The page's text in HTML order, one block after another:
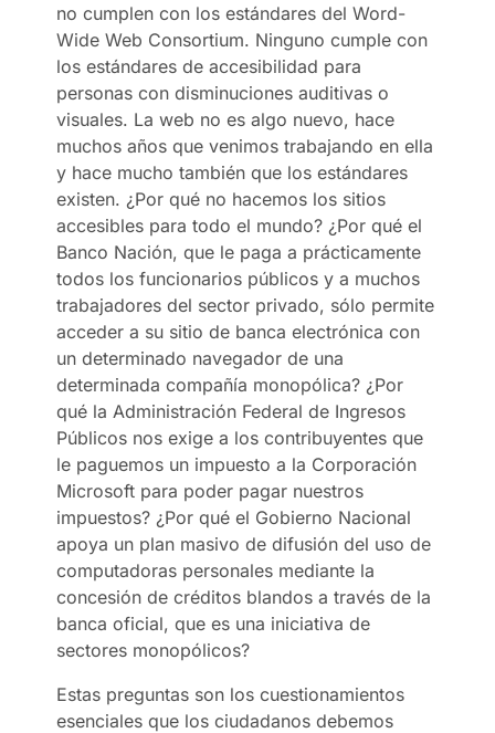
no cumplen con los estándares del Word-
Wide Web Consortium. Ninguno cumple con
los estándares de accesibilidad para
personas con disminuciones auditivas o
visuales. La web no es algo nuevo, hace
muchos años que venimos trabajando en ella
y hace mucho también que los estándares
existen. ¿Por qué no hacemos los sitios
accesibles para todo el mundo? ¿Por qué el
Banco Nación, que le paga a prácticamente
todos los funcionarios públicos y a muchos
trabajadores del sector privado, sólo permite
acceder a su sitio de banca electrónica con
un determinado navegador de una
determinada compañía monopólica? ¿Por
qué la Administración Federal de Ingresos
Públicos nos exige a los contribuyentes que
le paguemos un impuesto a la Corporación
Microsoft para poder pagar nuestros
impuestos? ¿Por qué el Gobierno Nacional
apoya un plan masivo de difusión del uso de
computadoras personales mediante la
concesión de créditos blandos a través de la
banca oficial, que es una iniciativa de
sectores monopólicos?
Estas preguntas son los cuestionamientos
esenciales que los ciudadanos debemos